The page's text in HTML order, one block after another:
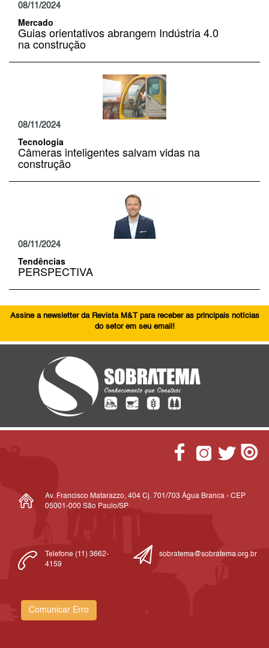
08/11/2024
Mercado
Guias orientativos abrangem Indústria 4.0
na construção
08/11/2024
Tecnologia
Câmeras inteligentes salvam vidas na
construção
08/11/2024
Tendências
PERSPECTIVA
Assine a newsletter da Revista M&T para receber as principais notícias
do setor em seu email!
Av. Francisco Matarazzo, 404 Cj. 701/703 Água Branca - CEP
05001-000 São Paulo/SP
Telefone (11) 3662-
4159
sobratema@sobratema.org.br
Comunicar Erro